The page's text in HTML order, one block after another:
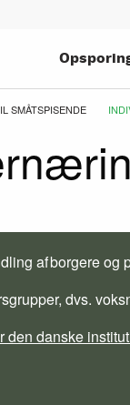
SMÅTSPISENDE
af borgere
dvs.
den danske